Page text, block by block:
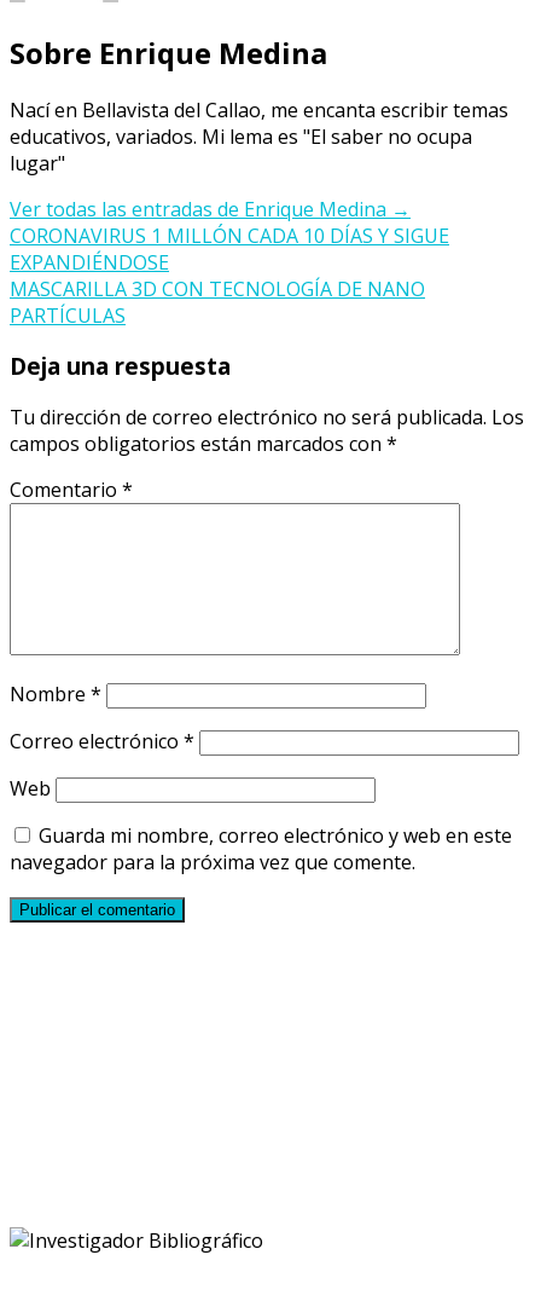
Sobre Enrique Medina
Nací en Bellavista del Callao, me encanta escribir temas
educativos, variados. Mi lema es "El saber no ocupa
lugar"
Ver todas las entradas de Enrique Medina →
Navegación
de
entradas
CORONAVIRUS 1 MILLÓN CADA 10 DÍAS Y SIGUE
EXPANDIÉNDOSE
MASCARILLA 3D CON TECNOLOGÍA DE NANO
PARTÍCULAS
Deja una respuesta
Tu dirección de correo electrónico no será publicada. Los
campos obligatorios están marcados con *
Comentario *
Nombre *
Correo electrónico *
Web
Guarda mi nombre, correo electrónico y web en este
navegador para la próxima vez que comente.